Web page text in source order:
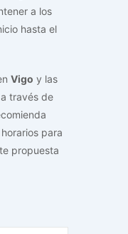
a los
hasta el
Vigo y las
través de
para
propuesta